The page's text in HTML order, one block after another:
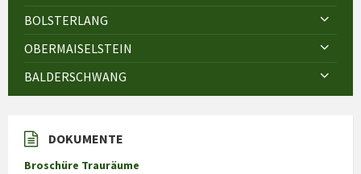
BOLSTERLANG
OBERMAISELSTEIN
BALDERSCHWANG
DOKUMENTE
Broschüre Trauräume